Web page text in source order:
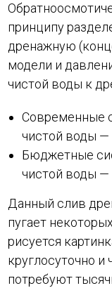
принципу
дренажную
модели и
чистой воды к
Современные
чистой воды —
Бюджетные
чистой воды —
Данный слив
пугает
рисуется
круглосуточно
потребуют